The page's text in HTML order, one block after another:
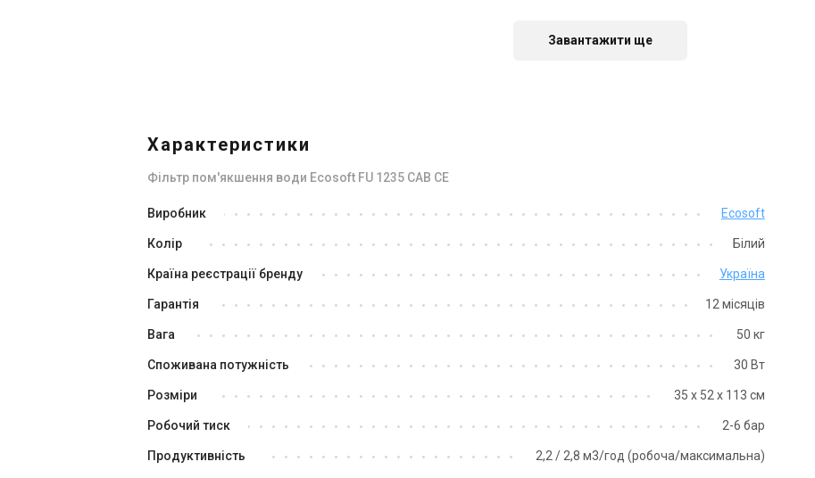
Ecosoft FU 1054 EK
Ціна
Ціна за запитом
Ecosoft FU-1252 EK
Ecosoft FU 1354 EK
Знятий з виробництва Залишити відгук Знятий з виробництва Відгуки 1 Немає в наявності Залишити відгук
Завантажити ще
Характеристики
Фільтр пом'якшення води Ecosoft FU 1235 CAB CE
Виробник Ecosoft
Колір Білий
Країна реєстрації бренду Україна
Гарантія 12 місяців
Вага 50 кг
Споживана потужність 30 Вт
Розміри 35 х 52 х 113 см
Робочий тиск 2-6 бар
Продуктивність 2,2 / 2,8 м3/год (робоча/максимальна)